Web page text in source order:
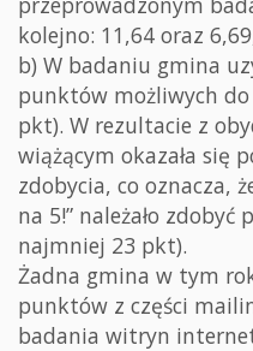
kolejno: 11,64 oraz
b) W badaniu gmina
punktów możliwych
pkt). W rezultacie z
wiążącym okazała się
zdobycia, co oznacza,
na 5!” należało
najmniej 23 pkt).
Żadna gmina w tym
punktów z części
badania witryn